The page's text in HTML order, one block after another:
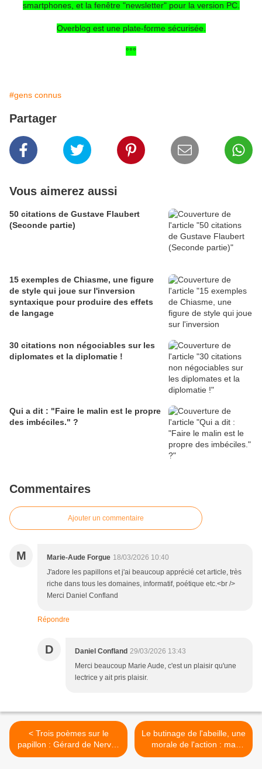
smartphones, et la fenêtre "newsletter" pour la version PC.
Overblog est une plate-forme sécurisée.
°°°
#gens connus
Partager
Vous aimerez aussi
50 citations de Gustave Flaubert
(Seconde partie)
15 exemples de Chiasme, une figure
de style qui joue sur l'inversion
syntaxique pour produire des effets
de langage
30 citations non négociables sur les
diplomates et la diplomatie !
Qui a dit : "Faire le malin est le propre
des imbéciles." ?
Commentaires
Ajouter un commentaire
M Marie-Aude Forgue 18/03/2026 10:40
J'adore les papillons et j'ai beaucoup apprécié cet article, très
riche dans tous les domaines, informatif, poétique etc.<br />
Merci Daniel Confland
Répondre
D Daniel Confland 29/03/2026 13:43
Merci beaucoup Marie Aude, c'est un plaisir qu'une
lectrice y ait pris plaisir.
< Trois poèmes sur le
papillon : Gérard de Nerval,
Francis Ponge, Henri-
Le butinage de l'abeille, une
morale de l'action : ma
citation du jour >